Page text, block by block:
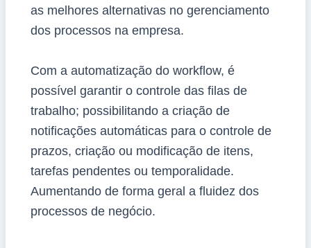
as melhores alternativas no gerenciamento
dos processos na empresa.
Com a automatização do workflow, é
possível garantir o controle das filas de
trabalho; possibilitando a criação de
notificações automáticas para o controle de
prazos, criação ou modificação de itens,
tarefas pendentes ou temporalidade.
Aumentando de forma geral a fluidez dos
processos de negócio.